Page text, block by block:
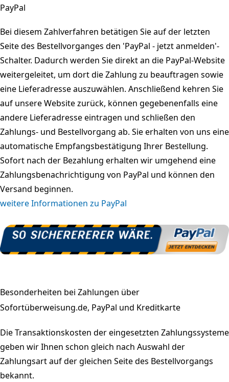
PayPal
Bei diesem Zahlverfahren betätigen Sie auf der letzten
Seite des Bestellvorganges den 'PayPal - jetzt anmelden'-
Schalter. Dadurch werden Sie direkt an die PayPal-Website
weitergeleitet, um dort die Zahlung zu beauftragen sowie
eine Lieferadresse auszuwählen. Anschließend kehren Sie
auf unsere Website zurück, können gegebenenfalls eine
andere Lieferadresse eintragen und schließen den
Zahlungs- und Bestellvorgang ab. Sie erhalten von uns eine
automatische Empfangsbestätigung Ihrer Bestellung.
Sofort nach der Bezahlung erhalten wir umgehend eine
Zahlungsbenachrichtigung von PayPal und können den
Versand beginnen.
weitere Informationen zu PayPal
Besonderheiten bei Zahlungen über
Sofortüberweisung.de, PayPal und Kreditkarte
Die Transaktionskosten der eingesetzten Zahlungssysteme
geben wir Ihnen schon gleich nach Auswahl der
Zahlungsart auf der gleichen Seite des Bestellvorgangs
bekannt.